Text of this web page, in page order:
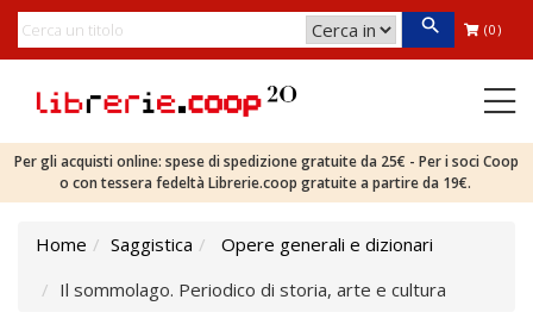
(0)
Per gli acquisti online: spese di spedizione gratuite da 25€ - Per i soci Coop
o con tessera fedeltà Librerie.coop gratuite a partire da 19€.
Home Saggistica
Opere generali e dizionari
Il sommolago. Periodico di storia, arte e cultura